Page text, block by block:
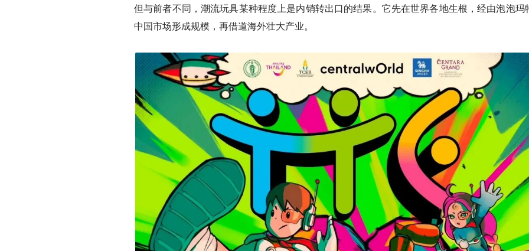
但与前者不同，潮流玩具某种程度上是内销转出口的结果。它先在世界各地生根，经由泡泡玛
中国市场形成规模，再借道海外壮大产业。